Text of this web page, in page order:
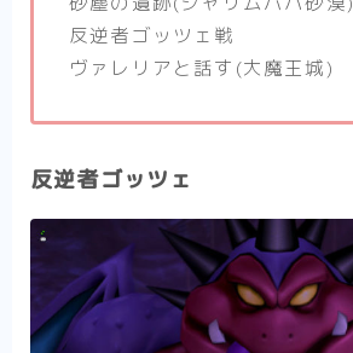
反逆者ゴッツェ戦
ヴァレリアと話す(大魔王城)
反逆者ゴッツェ